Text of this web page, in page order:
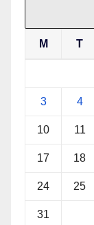
M T
3 4
10 11
17 18
24 25
31